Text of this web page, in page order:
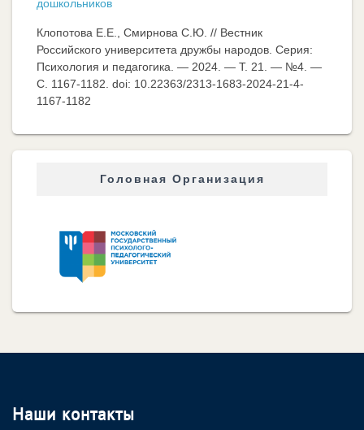
дошкольников
Клопотова Е.Е., Смирнова С.Ю. // Вестник
Российского университета дружбы народов. Серия:
Психология и педагогика. — 2024. — Т. 21. — №4. —
C. 1167-1182. doi: 10.22363/2313-1683-2024-21-4-
1167-1182
Головная Организация
Наши контакты